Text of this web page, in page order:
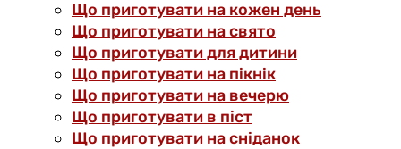
Що приготувати на кожен день
Що приготувати на свято
Що приготувати для дитини
Що приготувати на пікнік
Що приготувати на вечерю
Що приготувати в піст
Що приготувати на сніданок